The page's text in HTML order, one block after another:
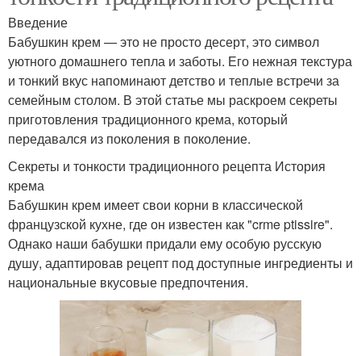
Введение
Бабушкин крем — это не просто десерт, это символ
уютного домашнего тепла и заботы. Его нежная текстура
и тонкий вкус напоминают детство и теплые встречи за
семейным столом. В этой статье мы раскроем секреты
приготовления традиционного крема, который
передавался из поколения в поколение.
Секреты и тонкости традиционного рецепта История
крема
Бабушкин крем имеет свои корни в классической
французской кухне, где он известен как "crme ptissire".
Однако наши бабушки придали ему особую русскую
душу, адаптировав рецепт под доступные ингредиенты и
национальные вкусовые предпочтения.